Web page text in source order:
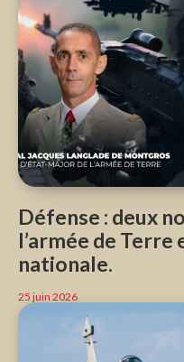
Défense : deux
l’armée de Terre
nationale.
25 juin 2026